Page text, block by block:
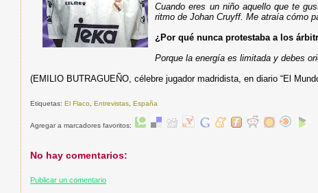
Cuando eres un niño aquello que te
ritmo de Johan Cruyff. Me atraía cómo
¿Por qué nunca protestaba a los
Porque la energía es limitada y debes
(EMILIO BUTRAGUEÑO, célebre jugador madridista, en diario “El
Etiquetas:El Flaco ,Entrevistas ,España
Agregar a marcadores favoritos:
No hay comentarios:
Publicar un comentario